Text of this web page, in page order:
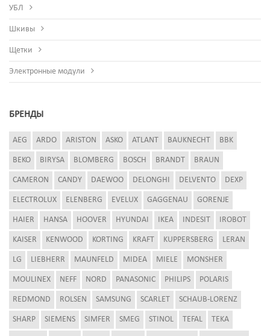
УБЛ
Шкивы
Щетки
Электронные модули
БРЕНДЫ
AEG ARDO ARISTON ASKO ATLANT BAUKNECHT BBK
BEKO BIRYSA BLOMBERG BOSCH BRANDT BRAUN
CAMERON CANDY DAEWOO DELONGHI DELVENTO DEXP
ELECTROLUX ELENBERG EVELUX GAGGENAU GORENJE
HAIER HANSA HOOVER HYUNDAI IKEA INDESIT IROBOT
KAISER KENWOOD KORTING KRAFT KUPPERSBERG LERAN
LG LIEBHERR MAUNFELD MIDEA MIELE MONSHER
MOULINEX NEFF NORD PANASONIC PHILIPS POLARIS
REDMOND ROLSEN SAMSUNG SCARLET SCHAUB-LORENZ
SHARP SIEMENS SIMFER SMEG STINOL TEFAL TEKA